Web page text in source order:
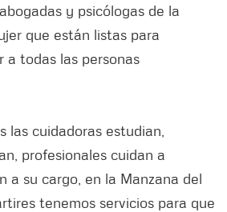
y psicólogas de la
que están listas para
a todas las personas
las cuidadoras estudian,
profesionales cuidan a
a su cargo, en la Manzana del
tenemos servicios para que